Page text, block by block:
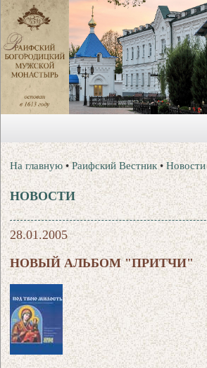
На главную •Раифский Вестник •Новости
НОВОСТИ
28.01.2005
НОВЫЙ АЛЬБОМ "ПРИТЧИ"